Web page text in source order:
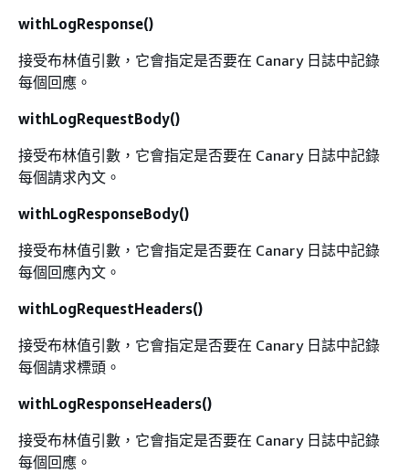
withLogResponse()
接受布林值引數，它會指定是否要在 Canary 日誌中記錄
每個回應。
withLogRequestBody()
接受布林值引數，它會指定是否要在 Canary 日誌中記錄
每個請求內文。
withLogResponseBody()
接受布林值引數，它會指定是否要在 Canary 日誌中記錄
每個回應內文。
withLogRequestHeaders()
接受布林值引數，它會指定是否要在 Canary 日誌中記錄
每個請求標頭。
withLogResponseHeaders()
接受布林值引數，它會指定是否要在 Canary 日誌中記錄
每個回應。